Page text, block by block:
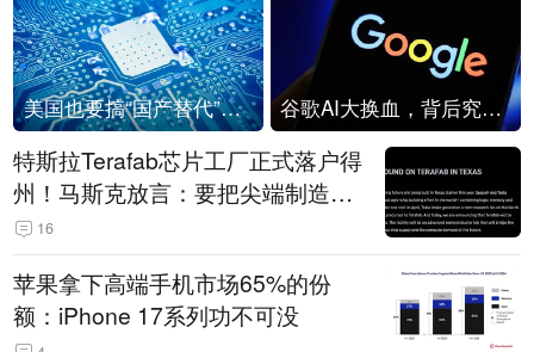
美国也要搞“国产替代”？先算清三笔账 谷歌AI大换血，背后究竟发生了什么？
特斯拉Terafab芯片工厂正式落户得
州！马斯克放言：要把尖端制造带
回美国
16
苹果拿下高端手机市场65%的份
额：iPhone 17系列功不可没